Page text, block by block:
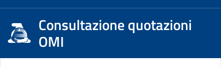
Consultazione quotazioni
OMI